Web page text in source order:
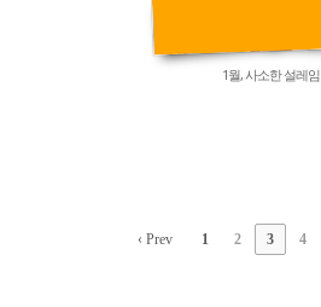
1월, 사소한 설레임
‹ Prev 1 2 3 4